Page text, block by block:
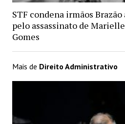
STF condena irmãos
pelo assassinato de
Gomes
Mais de Direito Administrativo